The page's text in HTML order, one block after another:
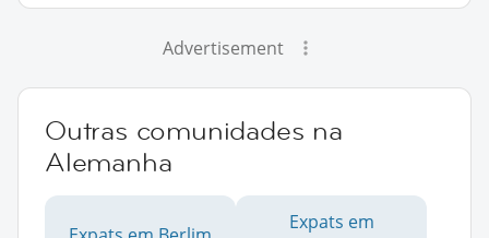
Advertisement
Outras comunidades na
Alemanha
Expats em